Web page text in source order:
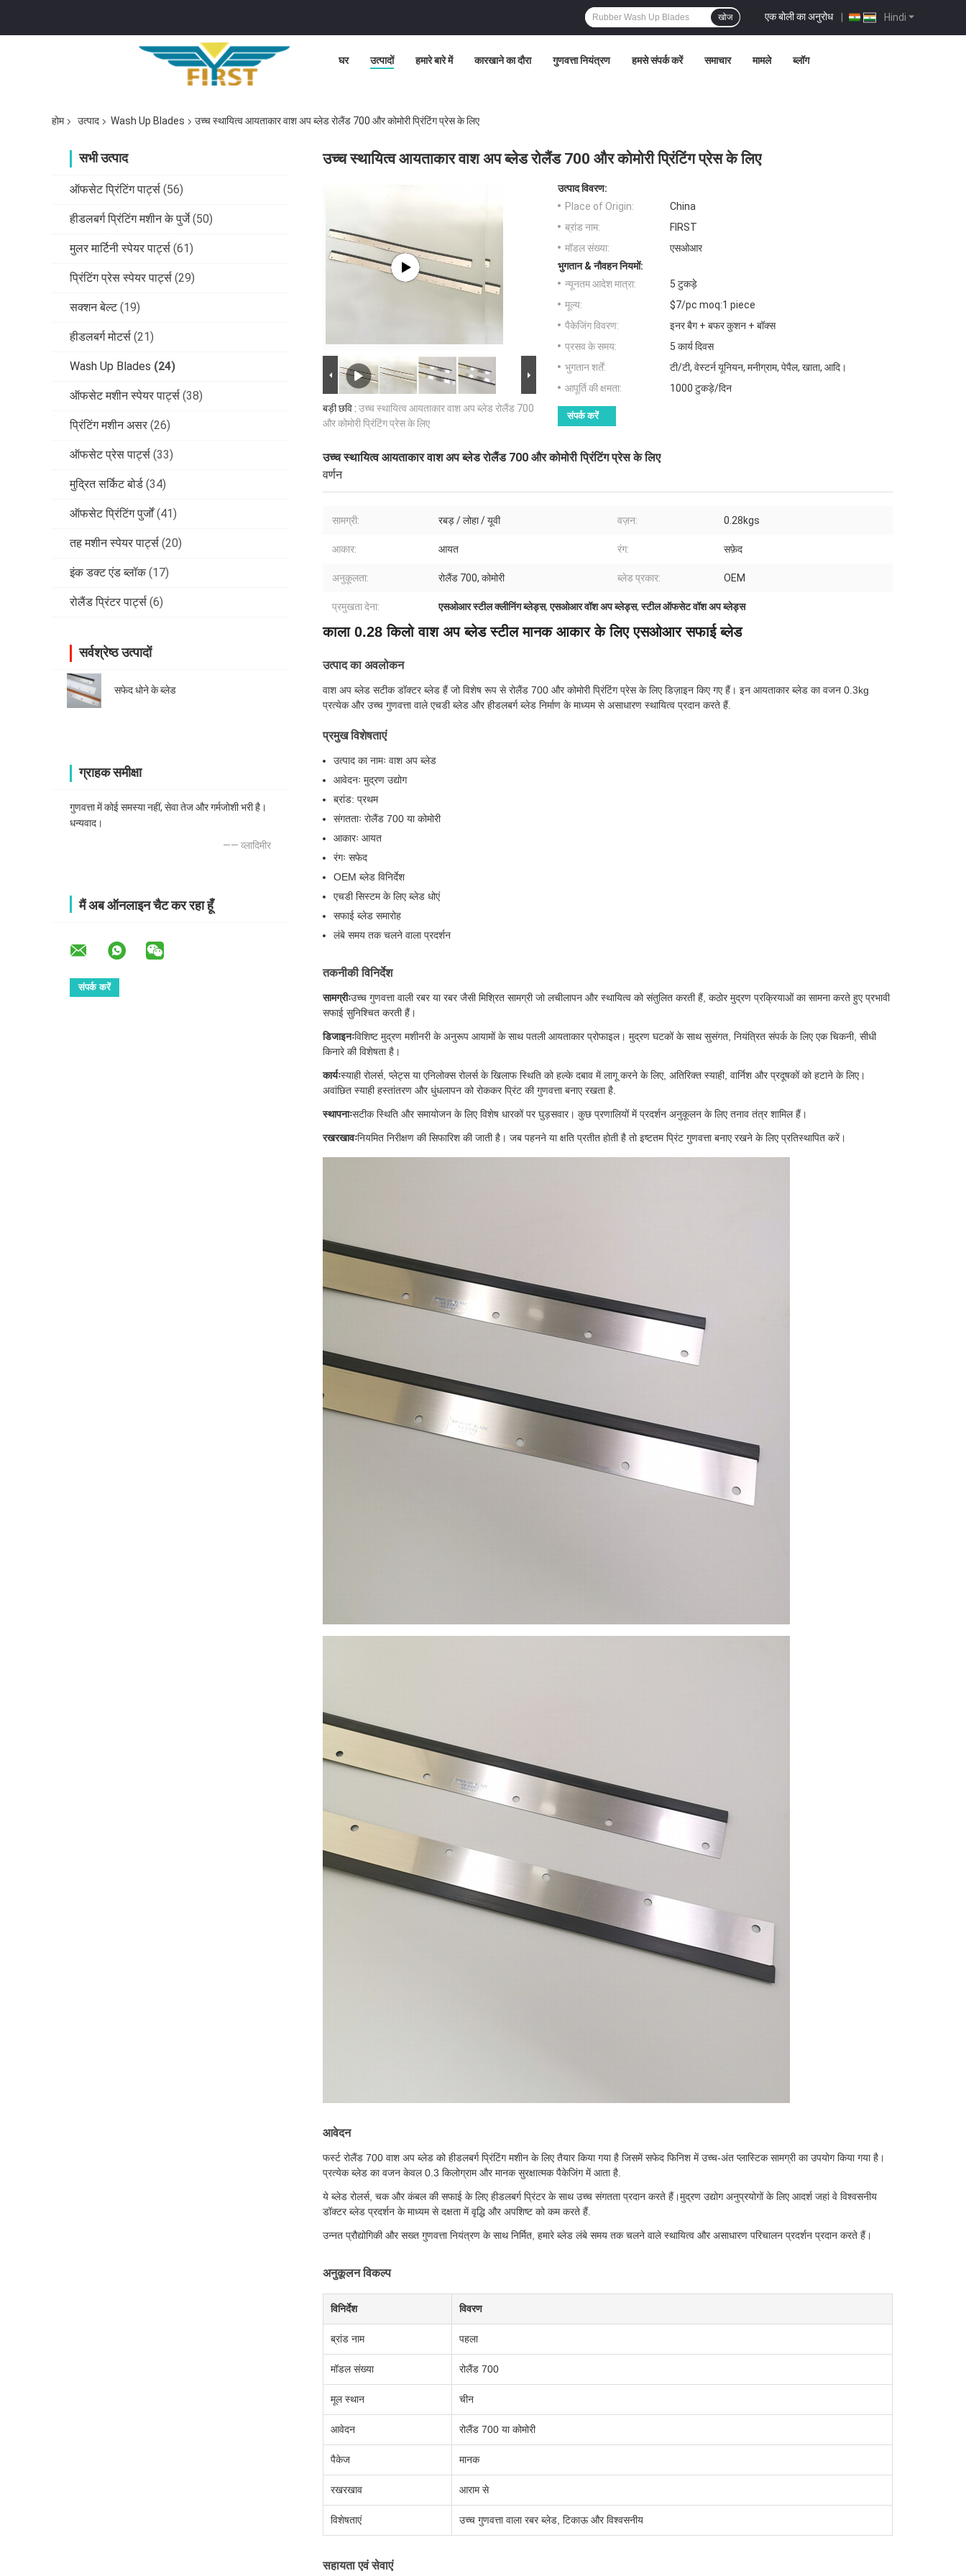
Hindi
एक बोली का अनुरोध |
खोज
घर उत्पादों हमारे बारे में कारखाने का दौरा गुणवत्ता नियंत्रण हमसे संपर्क करें समाचार मामले ब्लॉग
होम उत्पाद Wash Up Blades उच्च स्थायित्व आयताकार वाश अप ब्लेड रोलैंड 700 और कोमोरी प्रिंटिंग प्रेस के लिए
सभी उत्पाद
ऑफसेट प्रिंटिंग पार्ट्स (56)
हीडलबर्ग प्रिंटिंग मशीन के पुर्जे (50)
मुलर मार्टिनी स्पेयर पार्ट्स (61)
प्रिंटिंग प्रेस स्पेयर पार्ट्स (29)
सक्शन बेल्ट (19)
हीडलबर्ग मोटर्स (21)
Wash Up Blades (24)
ऑफसेट मशीन स्पेयर पार्ट्स (38)
प्रिंटिंग मशीन असर (26)
ऑफसेट प्रेस पार्ट्स (33)
मुद्रित सर्किट बोर्ड (34)
ऑफसेट प्रिंटिंग पुर्जों (41)
तह मशीन स्पेयर पार्ट्स (20)
इंक डक्ट एंड ब्लॉक (17)
रोलैंड प्रिंटर पार्ट्स (6)
सर्वश्रेष्ठ उत्पादों
सफेद धोने के ब्लेड
ग्राहक समीक्षा
गुणवत्ता में कोई समस्या नहीं, सेवा तेज और गर्मजोशी भरी है।
धन्यवाद।
—— व्लादिमीर
मैं अब ऑनलाइन चैट कर रहा हूँ
उच्च स्थायित्व आयताकार वाश अप ब्लेड रोलैंड 700 और कोमोरी प्रिंटिंग प्रेस के लिए
बड़ी छवि : उच्च स्थायित्व आयताकार वाश अप ब्लेड रोलैंड 700
और कोमोरी प्रिंटिंग प्रेस के लिए
उत्पाद विवरण:
Place of Origin:
China
ब्रांड नाम:
FIRST
मॉडल संख्या:
एसओआर
भुगतान & नौवहन नियमों:
न्यूनतम आदेश मात्रा:
5 टुकड़े
मूल्य:
$7/pc moq:1 piece
पैकेजिंग विवरण:
इनर बैग + बफर कुशन + बॉक्स
प्रसव के समय:
5 कार्य दिवस
भुगतान शर्तें:
टी/टी, वेस्टर्न यूनियन, मनीग्राम, पेपैल, खाता, आदि।
आपूर्ति की क्षमता:
1000 टुकड़े/दिन
संपर्क करें
उच्च स्थायित्व आयताकार वाश अप ब्लेड रोलैंड 700 और कोमोरी प्रिंटिंग प्रेस के लिए
वर्णन
सामग्री: रबड़ / लोहा / यूवी वज़न: 0.28kgs
आकार: आयत रंग: सफ़ेद
अनुकूलता: रोलैंड 700, कोमोरी ब्लेड प्रकार: OEM
प्रमुखता देना: एसओआर स्टील क्लीनिंग ब्लेड्स,एसओआर वॉश अप ब्लेड्स,स्टील ऑफसेट वॉश अप ब्लेड्स
काला 0.28 किलो वाश अप ब्लेड स्टील मानक आकार के लिए एसओआर सफाई ब्लेड
उत्पाद का अवलोकन
वाश अप ब्लेड सटीक डॉक्टर ब्लेड हैं जो विशेष रूप से रोलैंड 700 और कोमोरी प्रिंटिंग प्रेस के लिए डिज़ाइन किए गए हैं। इन आयताकार ब्लेड का वजन 0.3kg
प्रत्येक और उच्च गुणवत्ता वाले एचडी ब्लेड और हीडलबर्ग ब्लेड निर्माण के माध्यम से असाधारण स्थायित्व प्रदान करते हैं.
प्रमुख विशेषताएं
उत्पाद का नामः वाश अप ब्लेड
आवेदनः मुद्रण उद्योग
ब्रांड: प्रथम
संगतताः रोलैंड 700 या कोमोरी
आकारः आयत
रंगः सफेद
OEM ब्लेड विनिर्देश
एचडी सिस्टम के लिए ब्लेड धोएं
सफाई ब्लेड समारोह
लंबे समय तक चलने वाला प्रदर्शन
तकनीकी विनिर्देश
सामग्रीःउच्च गुणवत्ता वाली रबर या रबर जैसी मिश्रित सामग्री जो लचीलापन और स्थायित्व को संतुलित करती हैं, कठोर मुद्रण प्रक्रियाओं का सामना करते हुए प्रभावी
सफाई सुनिश्चित करती हैं।
डिजाइनःविशिष्ट मुद्रण मशीनरी के अनुरूप आयामों के साथ पतली आयताकार प्रोफाइल। मुद्रण घटकों के साथ सुसंगत, नियंत्रित संपर्क के लिए एक चिकनी, सीधी
किनारे की विशेषता है।
कार्यःस्याही रोलर्स, प्लेट्स या एनिलोक्स रोलर्स के खिलाफ स्थिति को हल्के दबाव में लागू करने के लिए, अतिरिक्त स्याही, वार्निश और प्रदूषकों को हटाने के लिए।
अवांछित स्याही हस्तांतरण और धुंधलापन को रोककर प्रिंट की गुणवत्ता बनाए रखता है.
स्थापनाःसटीक स्थिति और समायोजन के लिए विशेष धारकों पर घुड़सवार। कुछ प्रणालियों में प्रदर्शन अनुकूलन के लिए तनाव तंत्र शामिल हैं।
रखरखावःनियमित निरीक्षण की सिफारिश की जाती है। जब पहनने या क्षति प्रतीत होती है तो इष्टतम प्रिंट गुणवत्ता बनाए रखने के लिए प्रतिस्थापित करें।
आवेदन
फर्स्ट रोलैंड 700 वाश अप ब्लेड को हीडलबर्ग प्रिंटिंग मशीन के लिए तैयार किया गया है जिसमें सफेद फिनिश में उच्च-अंत प्लास्टिक सामग्री का उपयोग किया गया है।
प्रत्येक ब्लेड का वजन केवल 0.3 किलोग्राम और मानक सुरक्षात्मक पैकेजिंग में आता है.
ये ब्लेड रोलर्स, चक और कंबल की सफाई के लिए हीडलबर्ग प्रिंटर के साथ उच्च संगतता प्रदान करते हैं।मुद्रण उद्योग अनुप्रयोगों के लिए आदर्श जहां वे विश्वसनीय
डॉक्टर ब्लेड प्रदर्शन के माध्यम से दक्षता में वृद्धि और अपशिष्ट को कम करते हैं.
उन्नत प्रौद्योगिकी और सख्त गुणवत्ता नियंत्रण के साथ निर्मित, हमारे ब्लेड लंबे समय तक चलने वाले स्थायित्व और असाधारण परिचालन प्रदर्शन प्रदान करते हैं।
अनुकूलन विकल्प
विनिर्देश विवरण
ब्रांड नाम पहला
मॉडल संख्या रोलैंड 700
मूल स्थान चीन
आवेदन रोलैंड 700 या कोमोरी
पैकेज मानक
रखरखाव आराम से
विशेषताएं उच्च गुणवत्ता वाला रबर ब्लेड, टिकाऊ और विश्वसनीय
सहायता एवं सेवाएं